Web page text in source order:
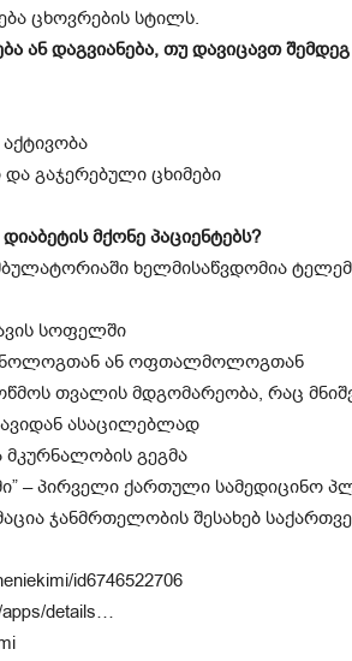
ცხოვრების სტილს.
ან დაგვიანება, თუ დავიცავთ
გაჯერებული ცხიმები
მქონე პაციენტებს?
ხელმისაწვდომია
სოფელში
ან ოფთალმოლოგთან
თვალის მდგომარეობა, რაც
ასაცილებლად
მკურნალობის გეგმა
– პირველი ქართული სამედიცინო
ჯანმრთელობის შესახებ
id6746522706
apps/details…